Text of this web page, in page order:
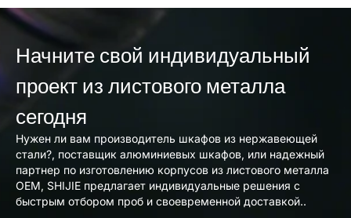
Начните свой индивидуальный
проект из листового металла
сегодня
Нужен ли вам производитель шкафов из нержавеющей
стали?, поставщик алюминиевых шкафов, или надежный
партнер по изготовлению корпусов из листового металла
OEM, SHIJIE предлагает индивидуальные решения с
быстрым отбором проб и своевременной доставкой..